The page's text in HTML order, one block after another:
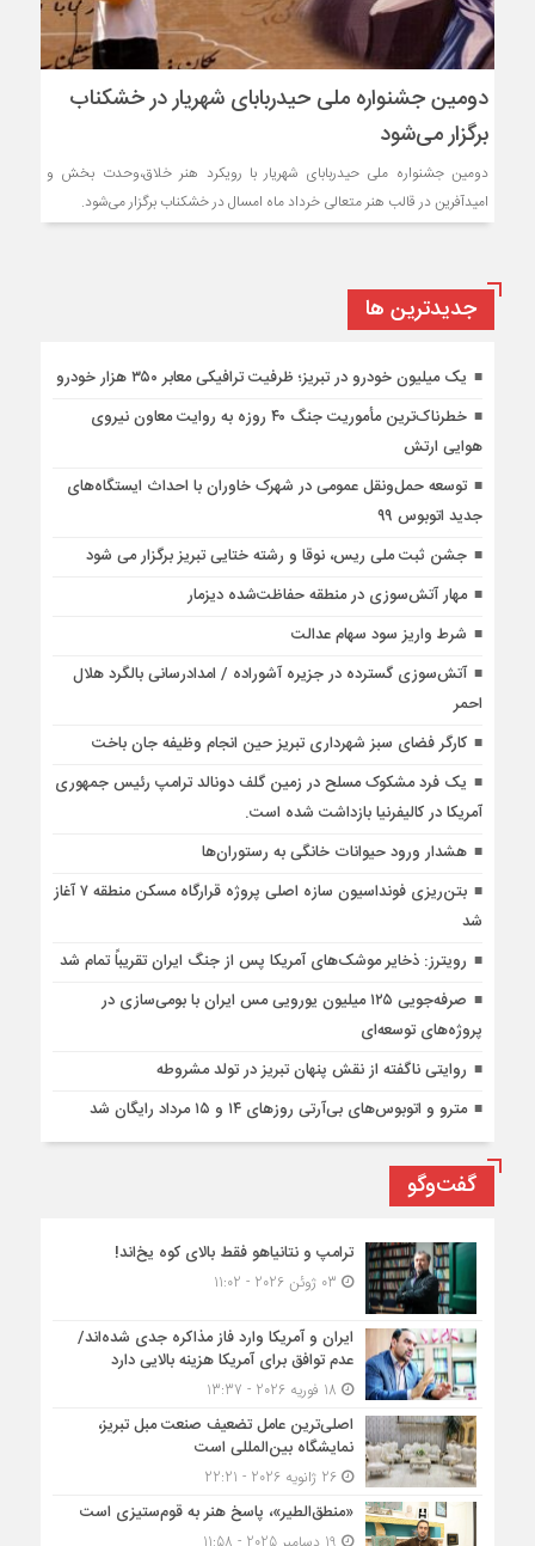
دومین جشنواره ملی حیدربابای شهریار در خشکناب
برگزار می‌شود
دومین جشنواره ملی حیدربابای شهریار با رویکرد هنر خلاق،وحدت بخش و
امیدآفرین در قالب هنر متعالی خرداد ماه امسال در خشکناب برگزار می‌شود.
جديدترين ها
یک میلیون خودرو در تبریز؛ ظرفیت ترافیکی معابر ۳۵۰ هزار خودرو
خطرناک‌ترین مأموریت جنگ ۴۰ روزه به روایت معاون نیروی
هوایی ارتش
توسعه حمل‌ونقل عمومی در شهرک خاوران با احداث ایستگاه‌های
جدید اتوبوس ۹۹
جشن ثبت ملی ریس، نوقا و رشته ختایی تبریز برگزار می شود
مهار آتش‌سوزی در منطقه حفاظت‌شده دیزمار
شرط واریز سود سهام عدالت
آتش‌سوزی گسترده در جزیره آشوراده / امدادرسانی بالگرد هلال
احمر
کارگر فضای سبز شهرداری تبریز حین انجام وظیفه جان باخت
یک فرد مشکوک مسلح در زمین گلف دونالد ترامپ رئیس جمهوری
آمریکا در کالیفرنیا بازداشت شده است.
هشدار ورود حیوانات خانگی به رستوران‌ها
بتن‌ریزی فونداسیون سازه اصلی پروژه قرارگاه مسکن منطقه ۷ آغاز
شد
رویترز: ذخایر موشک‌های آمریکا پس از جنگ ایران تقریباً تمام شد
صرفه‌جویی ۱۲۵ میلیون یورویی مس ایران با بومی‌سازی در
پروژه‌های توسعه‌ای
روایتی ناگفته از نقش پنهان تبریز در تولد مشروطه
مترو و اتوبوس‌های بی‌آرتی روزهای ۱۴ و ۱۵ مرداد رایگان شد
گفت‌وگو
ترامپ و نتانیاهو فقط بالای کوه یخ‌اند!
ایران و آمریکا وارد فاز مذاکره جدی شده‌اند/
عدم توافق برای آمریکا هزینه بالایی دارد
اصلی‌ترین عامل تضعیف صنعت مبل تبریز،
نمایشگاه بین‌المللی است
26 ژانویه 2026 - 22:21
«منطق‌الطیر»، پاسخ هنر به قوم‌ستیزی است